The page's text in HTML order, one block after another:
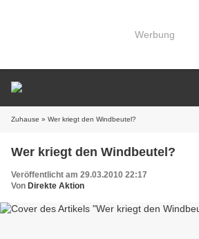
Werbung
Zuhause » Wer kriegt den Windbeutel?
Wer kriegt den Windbeutel?
Veröffentlicht am 29.03.2010 22:17
Von Direkte Aktion